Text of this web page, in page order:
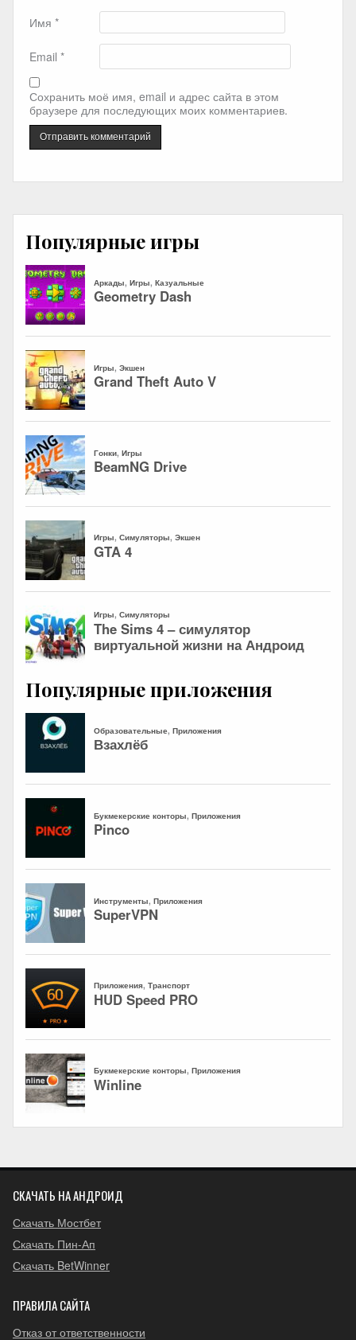
Имя *
Email *
Сохранить моё имя, email и адрес сайта в этом
браузере для последующих моих комментариев.
Популярные игры
Популярные приложения
СКАЧАТЬ НА АНДРОИД
Скачать Мостбет
Скачать Пин-Ап
Скачать BetWinner
ПРАВИЛА САЙТА
Отказ от ответственности